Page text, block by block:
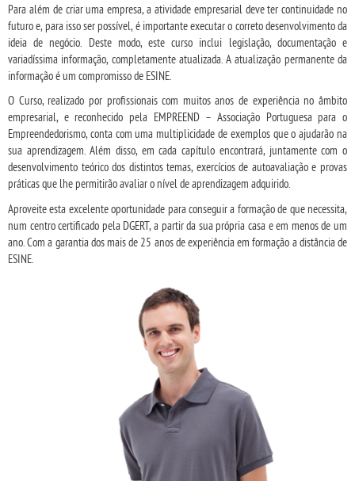
Para além de criar uma empresa, a atividade empresarial deve ter continuidade no
futuro e, para isso ser possível, é importante executar o correto desenvolvimento da
ideia de negócio. Deste modo, este curso inclui legislação, documentação e
variadíssima informação, completamente atualizada. A atualização permanente da
informação é um compromisso de ESINE.
O Curso, realizado por profissionais com muitos anos de experiência no âmbito
empresarial, e reconhecido pela EMPREEND – Associação Portuguesa para o
Empreendedorismo, conta com uma multiplicidade de exemplos que o ajudarão na
sua aprendizagem. Além disso, em cada capítulo encontrará, juntamente com o
desenvolvimento teórico dos distintos temas, exercícios de autoavaliação e provas
práticas que lhe permitirão avaliar o nível de aprendizagem adquirido.
Aproveite esta excelente oportunidade para conseguir a formação de que necessita,
num centro certificado pela DGERT, a partir da sua própria casa e em menos de um
ano. Com a garantia dos mais de 25 anos de experiência em formação a distância de
ESINE.